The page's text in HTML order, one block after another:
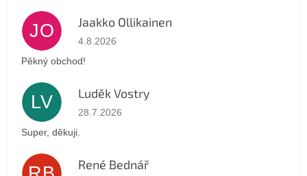
JO Jaakko Ollikainen
Hodnocení obchodu je 5 z 5 hvězdiček.
4.8.2026
Pěkný obchod!
LV Luděk Vostry
Hodnocení obchodu je 5 z 5 hvězdiček.
28.7.2026
Super, děkuji.
René Bednář